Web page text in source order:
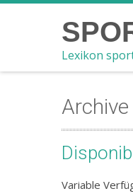
Lexikon
Archive
Variable